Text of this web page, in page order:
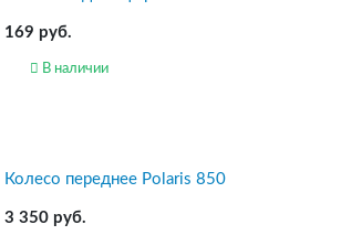
169 руб.
В наличии
Колесо переднее Polaris 850
3 350 руб.